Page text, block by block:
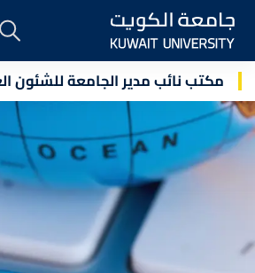
Skip
main
content
E-
مكتب نائب مدير الجامعة للشئون